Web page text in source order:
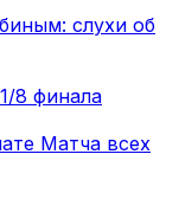
слухи об
8 финала
Матча всех